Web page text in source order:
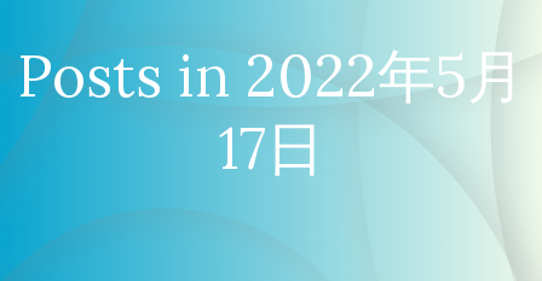
ッ
プ
Posts in 2022年5月
17日